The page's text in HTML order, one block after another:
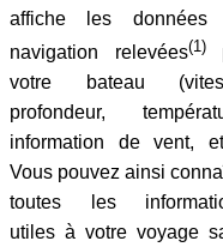
affiche les données
navigation relevées(1)
votre bateau
profondeur,
information de vent,
Vous pouvez ainsi
toutes les
utiles à votre voyage